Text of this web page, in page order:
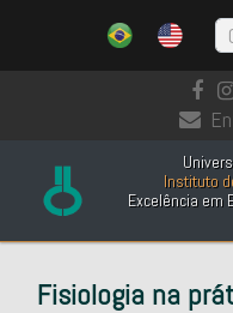
Instituto
Excelência em
Fisiologia na